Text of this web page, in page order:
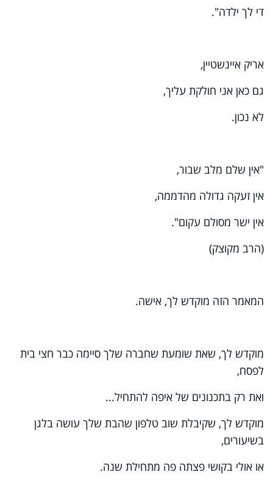
די לך ילדה"
.
אריק איינשטיין,
גם כאן אני חולקת עליך,
לא נכון.
"אין שלם מלב שבור,
אין זעקה גדולה מהדממה,
אין ישר מסולם עקום"
.
(הרב מקוצק)
המאמר הזה מוקדש לך, אישה.
מוקדש לך, שאת שומעת שחברה שלך סיימה כבר חצי בית
לפסח,
ואת רק בתכנונים של איפה להתחיל...
מוקדש לך, שקיבלת שוב טלפון שהבת שלך עושה בלגן
בשיעורים,
או אולי בקושי פצתה פה מתחילת שנה.